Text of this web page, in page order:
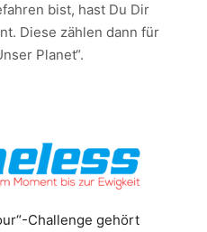
bist, hast Du Dir
Diese zählen dann für
Planet“.
Challenge gehört